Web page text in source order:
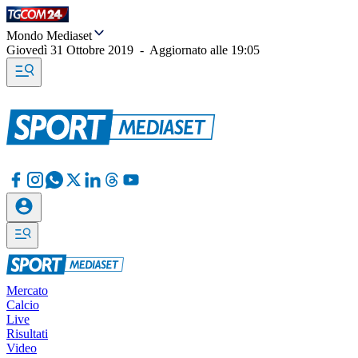
Mondo Mediaset
Giovedì 31 Ottobre 2019 - Aggiornato alle 19:05
Mercato
Calcio
Live
Risultati
Video